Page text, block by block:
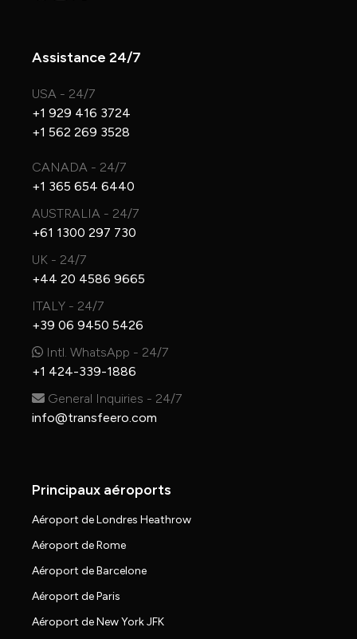
Assistance 24/7
USA - 24/7
+1 929 416 3724
+1 562 269 3528
CANADA - 24/7
+1 365 654 6440
AUSTRALIA - 24/7
+61 1300 297 730
UK - 24/7
+44 20 4586 9665
ITALY - 24/7
+39 06 9450 5426
Intl. WhatsApp - 24/7
+1 424-339-1886
General Inquiries - 24/7
info@transfeero.com
Principaux aéroports
Aéroport de Londres Heathrow
Aéroport de Rome
Aéroport de Barcelone
Aéroport de Paris
Aéroport de New York JFK